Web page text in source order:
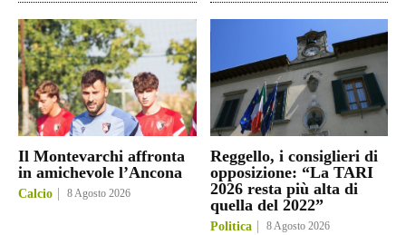
Il Montevarchi affronta
in amichevole l’Ancona
Calcio 8 Agosto 2026
Reggello, i consiglieri di
opposizione: “La TARI
2026 resta più alta di
quella del 2022”
Politica 8 Agosto 2026